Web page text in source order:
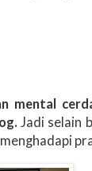
mental
Jadi selain